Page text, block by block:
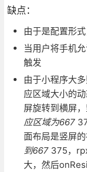
缺点：
由于是配置形
当用户将手机
触发
由于小程序大
应区域大小的
屏旋转到横屏
应区域为667
面布局是竖屏
到667 375，
大，然后